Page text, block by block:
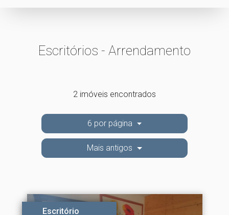
Escritórios - Arrendamento
2 imóveis encontrados
6 por página
Mais antigos
Escritório